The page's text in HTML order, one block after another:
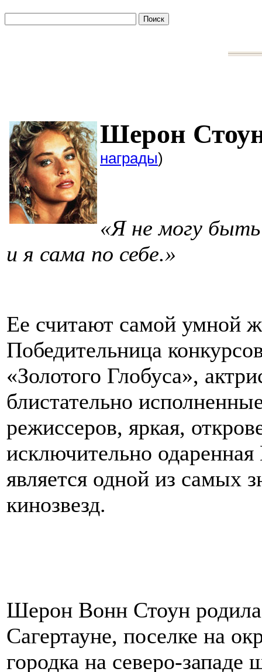
Шерон
награды)
«Я не могу
и я сама по себе.»
Ее считают самой умной
Победительница
«Золотого Глобуса»,
блистательно
режиссеров, яркая,
исключительно
является одной из самых
кинозвезд.
Шерон Вонн Стоун
Сагертауне, поселке на
городка на северо-